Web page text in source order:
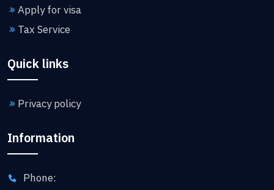
Apply for visa
Tax Service
Quick links
Privacy policy
Information
Phone: